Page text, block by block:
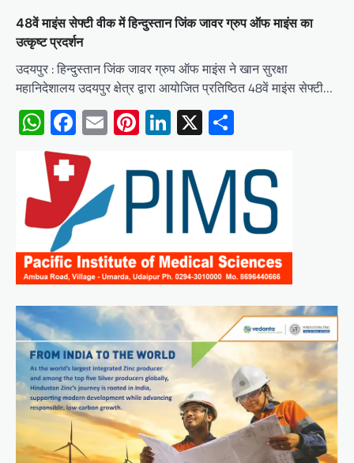
48वें माइंस सेफ्टी वीक में हिन्दुस्तान जिंक जावर ग्रुप ऑफ माइंस का
उत्कृष्ट प्रदर्शन
उदयपुर : हिन्दुस्तान जिंक जावर ग्रुप ऑफ माइंस ने खान सुरक्षा
महानिदेशालय उदयपुर क्षेत्र द्वारा आयोजित प्रतिष्ठित 48वें माइंस सेफ्टी…
WhatsApp
Facebook
EmailPinterest
LinkedIn
X